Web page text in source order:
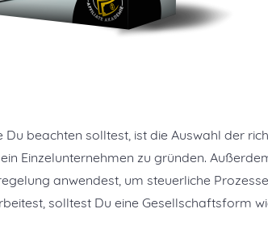
Du beachten solltest, ist die Auswahl der
Einzelunternehmen zu gründen.
anwendest, um steuerliche
solltest Du eine Gesellschaftsform